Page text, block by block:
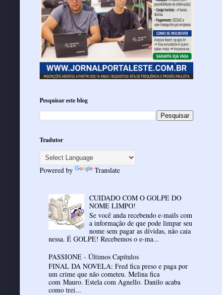
Pesquisar este blog
Tradutor
Powered by Translate
CUIDADO COM O GOLPE DO
NOME LIMPO!
Se você anda recebendo e-mails com
a informação de que pode limpar seu
nome sem pagar as dívidas, não caia
nessa. É GOLPE! Recebemos o e-ma...
PASSIONE - Últimos Capítulos
FINAL DA NOVELA: Fred fica preso e paga por
um crime que não cometeu. Melina fica
com Mauro. Estela com Agnello. Danilo acaba
como trei...